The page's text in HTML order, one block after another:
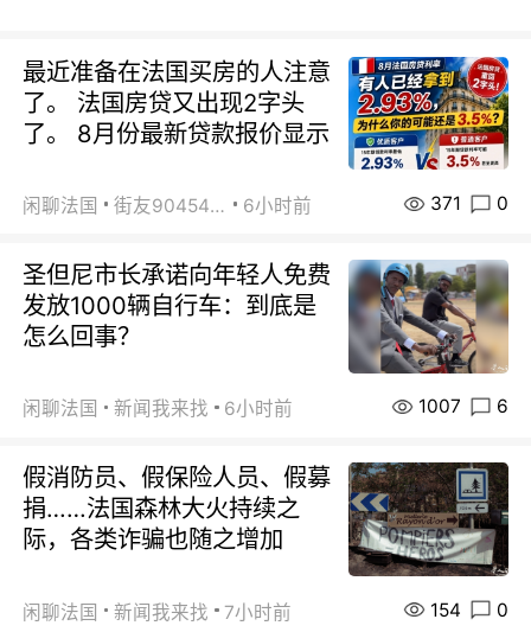
最近准备在法国买房的人注意
了。 法国房贷又出现2字头
了。 8月份最新贷款报价显示
闲聊法国 街友90454511 6小时前 371 0
圣但尼市长承诺向年轻人免费
发放1000辆自行车：到底是
怎么回事？
闲聊法国 新闻我来找 6小时前 1007 6
假消防员、假保险人员、假募
捐……法国森林大火持续之
际，各类诈骗也随之增加
闲聊法国 新闻我来找 7小时前 154 0